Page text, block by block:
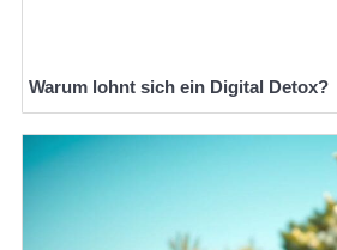
Warum lohnt sich ein Digital Detox?